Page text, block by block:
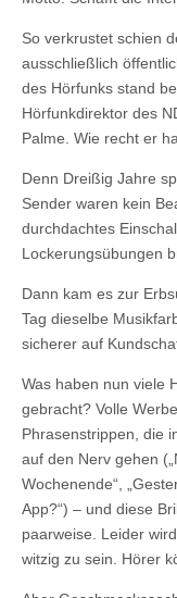
So verkrustet schien
ausschließlich
des Hörfunks stand
Hörfunkdirektor des
Palme. Wie recht er
Denn Dreißig Jahre
Sender waren kein
durchdachtes
Lockerungsübungen
Dann kam es zur
Tag dieselbe
sicherer auf
Was haben nun viele
gebracht? Volle
Phrasenstrippen, die
auf den Nerv gehen
Wochenende“,
App?“) – und diese
paarweise. Leider
witzig zu sein. Hörer